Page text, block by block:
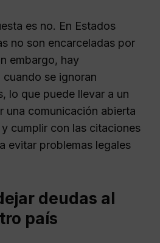
es no. En Estados
no son encarceladas por
embargo, hay
se ignoran
lo que puede llevar a un
una comunicación abierta
cumplir con las citaciones
evitar problemas legales
deudas al
país